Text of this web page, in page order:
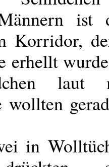
ist
Korridor,
erhellt
laut
wollten
in